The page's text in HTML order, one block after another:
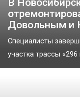
В
Довольным и
Специалисты
участка трассы